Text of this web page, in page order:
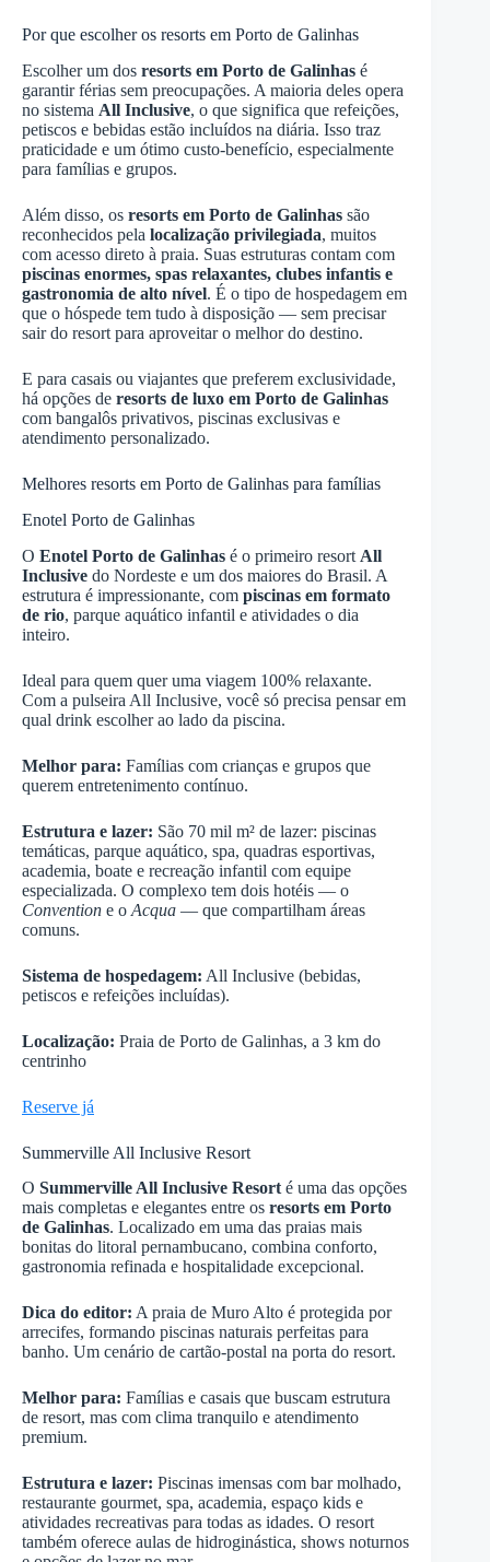
Por que escolher os resorts em Porto de Galinhas
Escolher um dos resorts em Porto de Galinhas é
garantir férias sem preocupações. A maioria deles opera
no sistema All Inclusive, o que significa que refeições,
petiscos e bebidas estão incluídos na diária. Isso traz
praticidade e um ótimo custo-benefício, especialmente
para famílias e grupos.
Além disso, os resorts em Porto de Galinhas são
reconhecidos pela localização privilegiada, muitos
com acesso direto à praia. Suas estruturas contam com
piscinas enormes, spas relaxantes, clubes infantis e
gastronomia de alto nível. É o tipo de hospedagem em
que o hóspede tem tudo à disposição — sem precisar
sair do resort para aproveitar o melhor do destino.
E para casais ou viajantes que preferem exclusividade,
há opções de resorts de luxo em Porto de Galinhas
com bangalôs privativos, piscinas exclusivas e
atendimento personalizado.
Melhores resorts em Porto de Galinhas para famílias
Enotel Porto de Galinhas
O Enotel Porto de Galinhas é o primeiro resort All
Inclusive do Nordeste e um dos maiores do Brasil. A
estrutura é impressionante, com piscinas em formato
de rio, parque aquático infantil e atividades o dia
inteiro.
Ideal para quem quer uma viagem 100% relaxante.
Com a pulseira All Inclusive, você só precisa pensar em
qual drink escolher ao lado da piscina.
Melhor para: Famílias com crianças e grupos que
querem entretenimento contínuo.
Estrutura e lazer: São 70 mil m² de lazer: piscinas
temáticas, parque aquático, spa, quadras esportivas,
academia, boate e recreação infantil com equipe
especializada. O complexo tem dois hotéis — o
Convention e o Acqua — que compartilham áreas
comuns.
Sistema de hospedagem: All Inclusive (bebidas,
petiscos e refeições incluídas).
Localização: Praia de Porto de Galinhas, a 3 km do
centrinho
Reserve já
Summerville All Inclusive Resort
O Summerville All Inclusive Resort é uma das opções
mais completas e elegantes entre os resorts em Porto
de Galinhas. Localizado em uma das praias mais
bonitas do litoral pernambucano, combina conforto,
gastronomia refinada e hospitalidade excepcional.
Dica do editor: A praia de Muro Alto é protegida por
arrecifes, formando piscinas naturais perfeitas para
banho. Um cenário de cartão-postal na porta do resort.
Melhor para: Famílias e casais que buscam estrutura
de resort, mas com clima tranquilo e atendimento
premium.
Estrutura e lazer: Piscinas imensas com bar molhado,
restaurante gourmet, spa, academia, espaço kids e
atividades recreativas para todas as idades. O resort
também oferece aulas de hidroginástica, shows noturnos